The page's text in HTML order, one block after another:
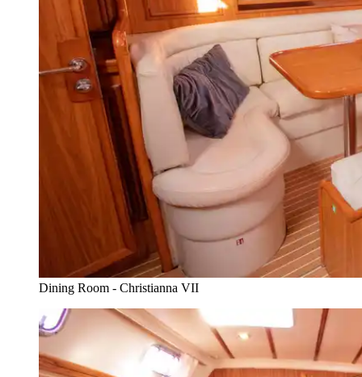
Dining Room - Christianna VII